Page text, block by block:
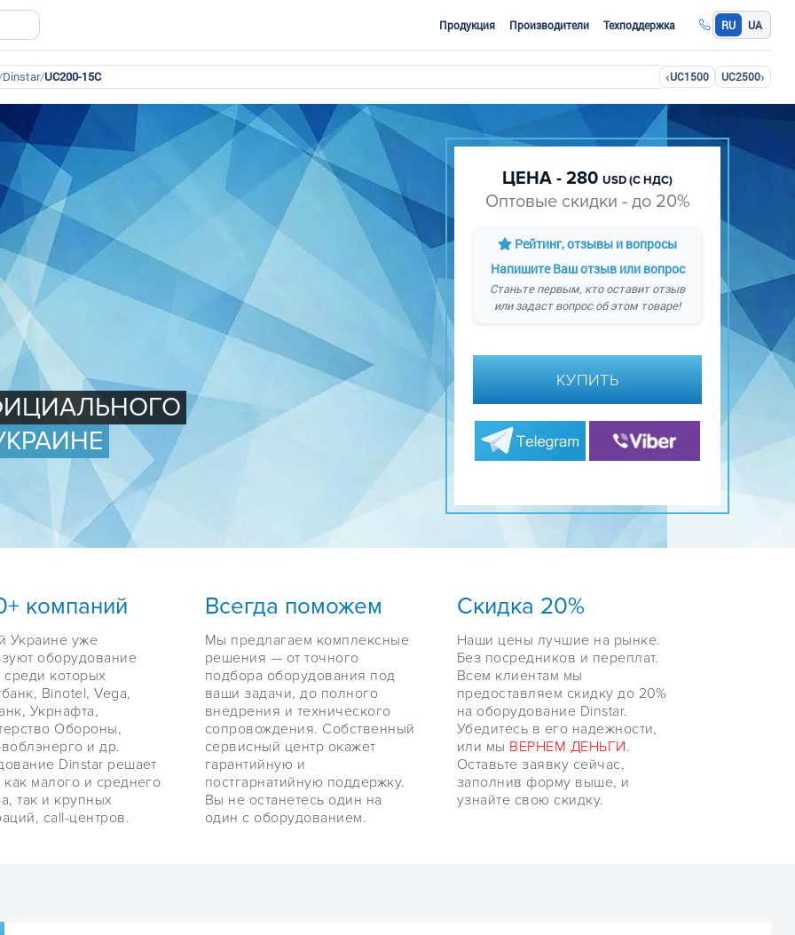
Продукция Производители Техподдержка RU UA
/Dinstar/UC200-15C ‹UC1500 UC2500›
ЦЕНА - 280 USD (С НДС)
Оптовые скидки - до 20%
Рейтинг, отзывы и вопросы
Напишите Ваш отзыв или вопрос
Станьте первым, кто оставит отзыв
или задаст вопрос об этом товаре!
КУПИТЬ
компаний
Украине уже
оборудование
среди которых
Binotel, Vega,
Укрнафта,
Обороны,
и др.
Dinstar решает
как малого и среднего
так и крупных
call-центров.
Всегда поможем
Мы предлагаем комплексные
решения — от точного
подбора оборудования под
ваши задачи, до полного
внедрения и технического
сопровождения. Собственный
сервисный центр окажет
гарантийную и
постгарнатийную поддержку.
Вы не останетесь один на
один с оборудованием.
Скидка 20%
Наши цены лучшие на рынке.
Без посредников и переплат.
Всем клиентам мы
предоставляем скидку до 20%
на оборудование Dinstar.
Убедитесь в его надежности,
или мы ВЕРНЕМ ДЕНЬГИ.
Оставьте заявку сейчас,
заполнив форму выше, и
узнайте свою скидку.